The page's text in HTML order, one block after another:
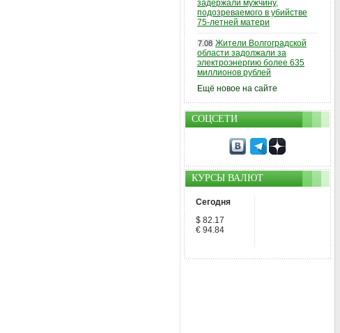
задержали мужчину,
подозреваемого в убийстве
75-летней матери
7.08 Жители Волгоградской
области задолжали за
электроэнергию более 635
миллионов рублей
Ещё новое на сайте
СОЦСЕТИ
КУРСЫ ВАЛЮТ
Сегодня
$ 82.17
€ 94.84